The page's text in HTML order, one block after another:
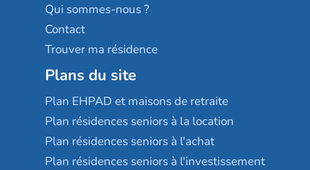
Qui sommes-nous ?
Contact
Trouver ma résidence
Plans du site
Plan EHPAD et maisons de retraite
Plan résidences seniors à la location
Plan résidences seniors à l'achat
Plan résidences seniors à l'investissement